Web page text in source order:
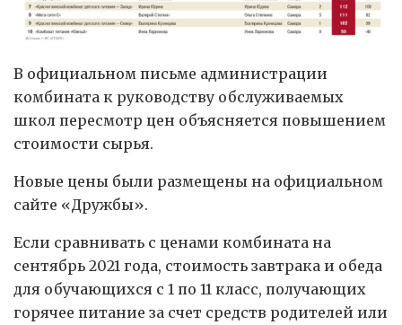
В официальном письме администрации
комбината к руководству обслуживаемых
школ пересмотр цен объясняется повышением
стоимости сырья.
Новые цены были размещены на официальном
сайте «Дружбы».
Если сравнивать с ценами комбината на
сентябрь 2021 года, стоимость завтрака и обеда
для обучающихся с 1 по 11 класс, получающих
горячее питание за счет средств родителей или